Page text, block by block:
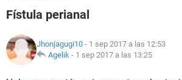
NUTRICIÓN
Fístula perianal
Jhonjagugi10 - 1 sep 2017 a las 12:53
Agelik - 1 sep 2017 a las 13:25